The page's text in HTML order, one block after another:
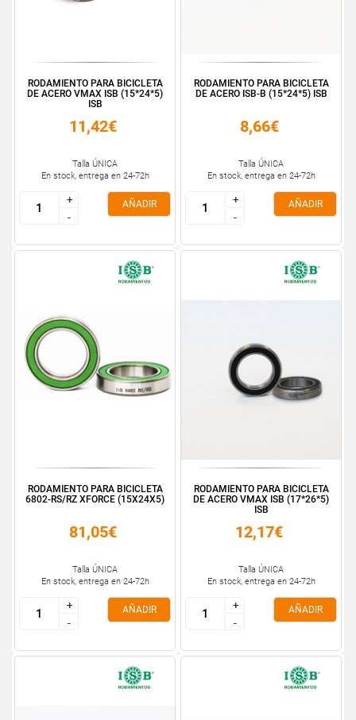
RODAMIENTO PARA BICICLETA
DE ACERO VMAX ISB (15*24*5)
ISB
11,42€
Talla ÚNICA
En stock, entrega en 24-72h
+
-
+
-
AÑADIR
RODAMIENTO PARA BICICLETA
DE ACERO ISB-B (15*24*5) ISB
8,66€
Talla ÚNICA
En stock, entrega en 24-72h
+
-
+
-
AÑADIR
RODAMIENTO PARA BICICLETA
6802-RS/RZ XFORCE (15X24X5)
81,05€
Talla ÚNICA
En stock, entrega en 24-72h
+
-
+
-
AÑADIR
RODAMIENTO PARA BICICLETA
DE ACERO VMAX ISB (17*26*5)
ISB
12,17€
Talla ÚNICA
En stock, entrega en 24-72h
+
-
+
-
AÑADIR